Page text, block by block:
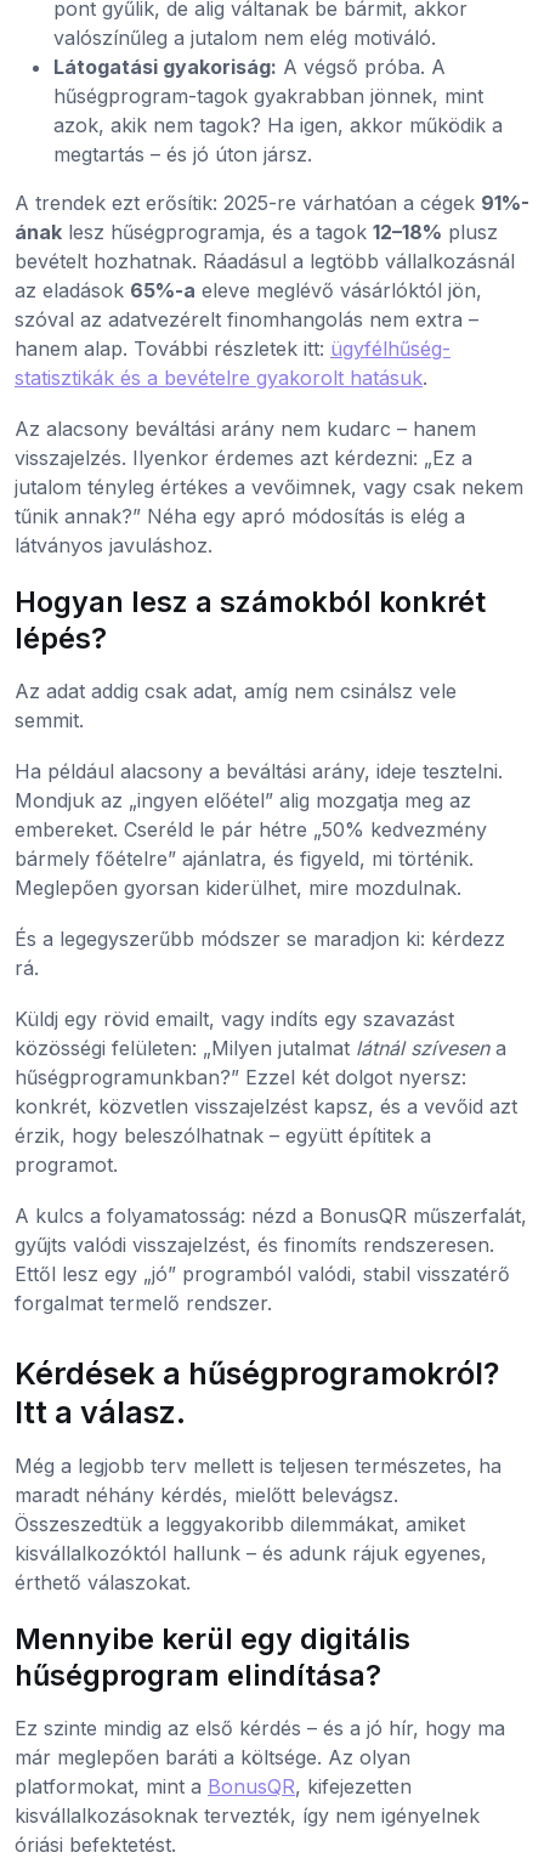
pont gyűlik, de alig váltanak be bármit, akkor
valószínűleg a jutalom nem elég motiváló.
Látogatási gyakoriság: A végső próba. A
hűségprogram-tagok gyakrabban jönnek, mint
azok, akik nem tagok? Ha igen, akkor működik a
megtartás – és jó úton jársz.
A trendek ezt erősítik: 2025-re várhatóan a cégek 91%-
ának lesz hűségprogramja, és a tagok 12–18% plusz
bevételt hozhatnak. Ráadásul a legtöbb vállalkozásnál
az eladások 65%-a eleve meglévő vásárlóktól jön,
szóval az adatvezérelt finomhangolás nem extra –
hanem alap. További részletek itt: ügyfélhűség-
statisztikák és a bevételre gyakorolt hatásuk.
Az alacsony beváltási arány nem kudarc – hanem
visszajelzés. Ilyenkor érdemes azt kérdezni: „Ez a
jutalom tényleg értékes a vevőimnek, vagy csak nekem
tűnik annak?” Néha egy apró módosítás is elég a
látványos javuláshoz.
Hogyan lesz a számokból konkrét
lépés?
Az adat addig csak adat, amíg nem csinálsz vele
semmit.
Ha például alacsony a beváltási arány, ideje tesztelni.
Mondjuk az „ingyen előétel” alig mozgatja meg az
embereket. Cseréld le pár hétre „50% kedvezmény
bármely főételre” ajánlatra, és figyeld, mi történik.
Meglepően gyorsan kiderülhet, mire mozdulnak.
És a legegyszerűbb módszer se maradjon ki: kérdezz
rá.
Küldj egy rövid emailt, vagy indíts egy szavazást
közösségi felületen: „Milyen jutalmat látnál szívesena
hűségprogramunkban?” Ezzel két dolgot nyersz:
konkrét, közvetlen visszajelzést kapsz, és a vevőid azt
érzik, hogy beleszólhatnak – együtt építitek a
programot.
A kulcs a folyamatosság: nézd a BonusQR műszerfalát,
gyűjts valódi visszajelzést, és finomíts rendszeresen.
Ettől lesz egy „jó” programból valódi, stabil visszatérő
forgalmat termelő rendszer.
Kérdések a hűségprogramokról?
Itt a válasz.
Még a legjobb terv mellett is teljesen természetes, ha
maradt néhány kérdés, mielőtt belevágsz.
Összeszedtük a leggyakoribb dilemmákat, amiket
kisvállalkozóktól hallunk – és adunk rájuk egyenes,
érthető válaszokat.
Mennyibe kerül egy digitális
hűségprogram elindítása?
Ez szinte mindig az első kérdés – és a jó hír, hogy ma
már meglepően baráti a költsége. Az olyan
platformokat, mint a BonusQR, kifejezetten
kisvállalkozásoknak tervezték, így nem igényelnek
óriási befektetést.